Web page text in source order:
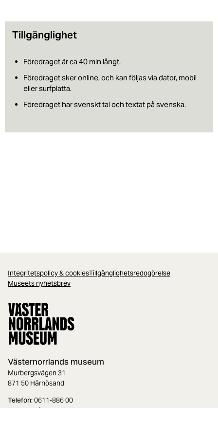
Tillgänglighet
Föredraget är ca 40 min långt.
Föredraget sker online, och kan följas via dator, mobil
eller surfplatta.
Föredraget har svenskt tal och textat på svenska.
Integritetspolicy & cookiesTillgänglighetsredogörelse
Museets nyhetsbrev
Västernorrlands museum
Murbergsvägen 31
871 50 Härnösand
Telefon:0611-886 00
E-post:
hej@vnmuseum.se